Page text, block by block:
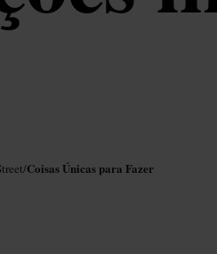
/Coisas Únicas para Fazer